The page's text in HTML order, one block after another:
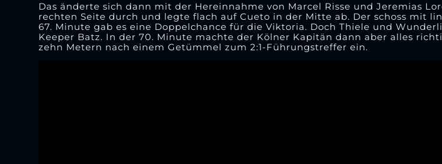
Das änderte sich dann mit der Hereinnahme von Marcel Risse und Jeremias
rechten Seite durch und legte flach auf Cueto in der Mitte ab. Der schoss mit
67. Minute gab es eine Doppelchance für die Viktoria. Doch Thiele und
Keeper Batz. In der 70. Minute machte der Kölner Kapitän dann aber alles
zehn Metern nach einem Getümmel zum 2:1-Führungstreffer ein.